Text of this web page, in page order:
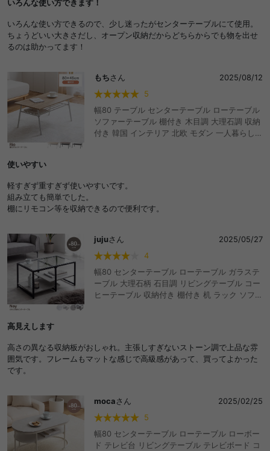
ァ ソファー 一人暮らし ワンルーム コンパクト
事 勉強机
いろんな使い方できます！
いろんな使い方できるので、少し迷ったがセンターテーブルにて使用。
ちょうどいい大きさだし、オープン収納だからどちらからでも物を出せ
るのは助かってます！
もちさん
2025/08/12
5
幅80 テーブル センターテーブル ローテーブル
ソファーテーブル 棚付き 木目調 大理石調 収納
付き 韓国 インテリア 北欧 モダン 一人暮らし
使いやすい
軽すぎず重すぎず使いやすいです。
組み立ても簡単でした。
棚にリモコン等を収納できるので便利です。
jujuさん
2025/05/27
4
幅80 センターテーブル ローテーブル ガラステ
ーブル 大理石柄 石目調 リビングテーブル コー
ヒーテーブル 収納付き 棚付き 机 ラック ソファ
高見えします
高さの異なる収納板がおしゃれ。主張しすぎないストーン調で上品な雰
囲気です。フレームもマットな感じで高級感があって、買ってよかった
です。
mocaさん
2025/02/25
5
幅80 センターテーブル ローテーブル ローボー
ド テレビ台 リビングテーブル テレビボード コ